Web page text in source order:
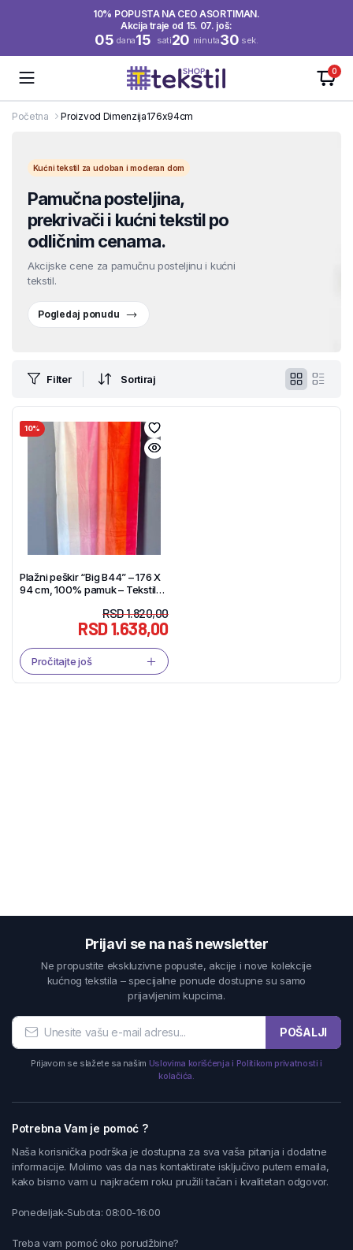
10% POPUSTA NA CEO ASORTIMAN.
Akcija traje od 15. 07. još:
05 dana15 sati20 minuta30 sek.
0
Početna Proizvod Dimenzija176x94cm
Kućni tekstil za udoban i moderan dom
Pamučna posteljina,
prekrivači i kućni tekstil po
odličnim cenama.
Akcijske cene za pamučnu posteljinu i kućni
tekstil.
Pogledaj ponudu
Filter Sortiraj
10%
Plažni peškir “Big B44” – 176 X
94 cm, 100% pamuk – Tekstil
RSD1.820,00
RSD1.638,00
Pročitajte još
Prijavi se na naš newsletter
Ne propustite ekskluzivne popuste, akcije i nove kolekcije
kućnog tekstila – specijalne ponude dostupne su samo
prijavljenim kupcima.
POŠALJI
Prijavom se slažete sa našim Uslovima korišćenja i Politikom privatnosti i
kolačića.
Potrebna Vam je pomoć ?
Naša korisnička podrška je dostupna za sva vaša pitanja i dodatne
informacije. Molimo vas da nas kontaktirate isključivo putem emaila,
kako bismo vam u najkraćem roku pružili tačan i kvalitetan odgovor.
Ponedeljak-Subota: 08:00-16:00
Treba vam pomoć oko porudžbine?